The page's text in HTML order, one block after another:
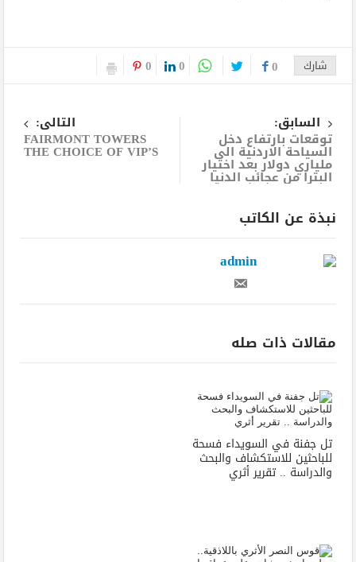
شارك 0
0
0
السابق:
توقعات بارتفاع دخل
السياحة الاردنية الى
ملياري دولار بعد اختيار
البترا من عجائب الدنيا
التالى:
FAIRMONT TOWERS
THE CHOICE OF VIP’S
نبذة عن الكاتب
admin
مقالات ذات صله
تل جفنة في السويداء فسحة
للباحثين للاستكشاف والبحث
والدراسة .. تقرير أثري